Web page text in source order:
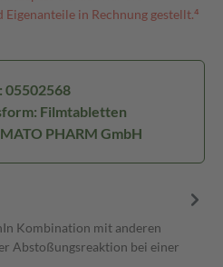
in Rechnung gestellt.⁴
05502568
Filmtabletten
PHARM GmbH
Kombination mit anderen
Abstoßungsreaktion bei einer